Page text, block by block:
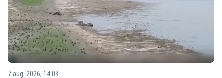
7 aug. 2026, 14:03